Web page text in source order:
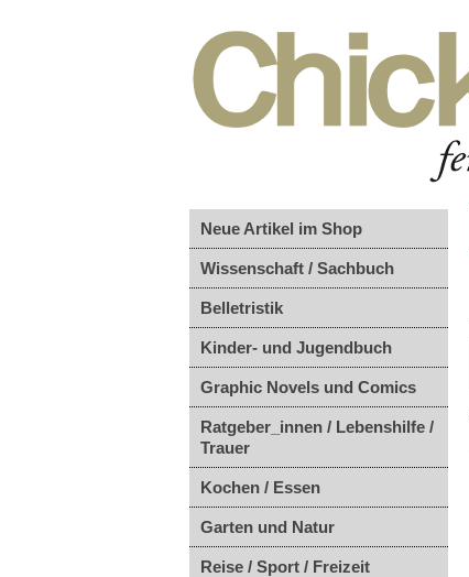
Neue Artikel im Shop
Wissenschaft / Sachbuch
Belletristik
Kinder- und Jugendbuch
Graphic Novels und Comics
Ratgeber_innen / Lebenshilfe /
Trauer
Kochen / Essen
Garten und Natur
Reise / Sport / Freizeit